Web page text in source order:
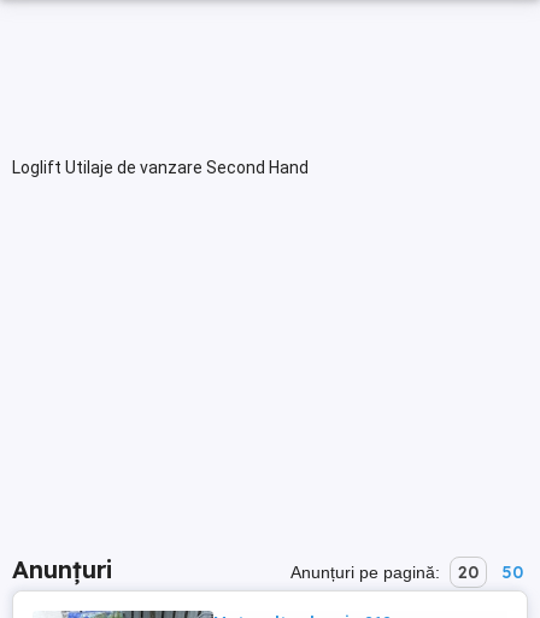
Loglift Utilaje de vanzare Second Hand
Anunțuri Anunțuri pe pagină: 20 50